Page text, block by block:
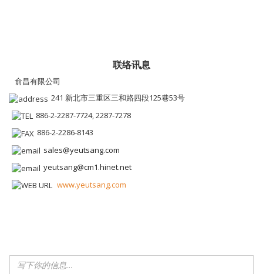
联络讯息
俞昌有限公司
241 新北市三重区三和路四段125巷53号
886-2-2287-7724, 2287-7278
886-2-2286-8143
sales@yeutsang.com
yeutsang@cm1.hinet.net
www.yeutsang.com